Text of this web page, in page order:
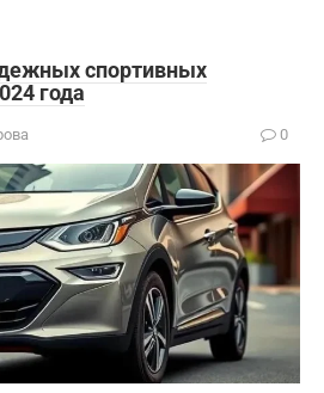
спортивных
года
0